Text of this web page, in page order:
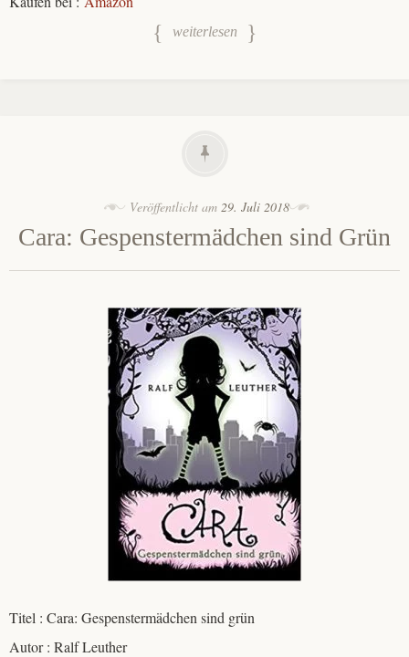
weiterlesen
Veröffentlicht am 29. Juli 2018
Cara: Gespenstermädchen sind Grün
Titel : Cara: Gespenstermädchen sind grün
Autor : Ralf Leuther